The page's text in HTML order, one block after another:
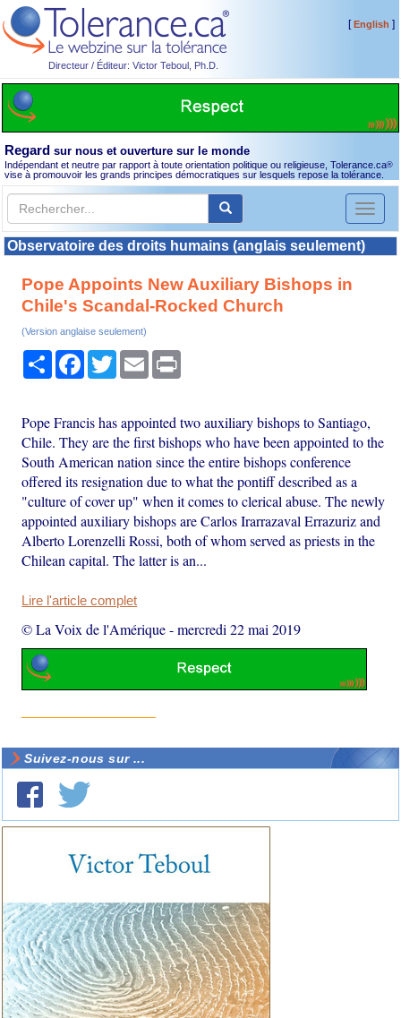
Directeur / Éditeur: Victor Teboul, Ph.D.
[English ]
Regard sur nous et ouverture sur le monde
Indépendant et neutre par rapport à toute orientation politique ou religieuse, Tolerance.ca®
vise à promouvoir les grands principes démocratiques sur lesquels repose la tolérance.
Toggle
Observatoire des droits humains (anglais seulement)
Pope Appoints New Auxiliary Bishops in
Chile's Scandal-Rocked Church
(Version anglaise seulement)
PartagerFacebook
TwitterEmail
Pope Francis has appointed two auxiliary bishops to Santiago,
Chile. They are the first bishops who have been appointed to the
South American nation since the entire bishops conference
offered its resignation due to what the pontiff described as a
"culture of cover up" when it comes to clerical abuse. The newly
appointed auxiliary bishops are Carlos Irarrazaval Errazuriz and
Alberto Lorenzelli Rossi, both of whom served as priests in the
Chilean capital. The latter is an...
Lire l'article complet
© La Voix de l'Amérique-mercredi 22 mai 2019
Suivez-nous sur ...